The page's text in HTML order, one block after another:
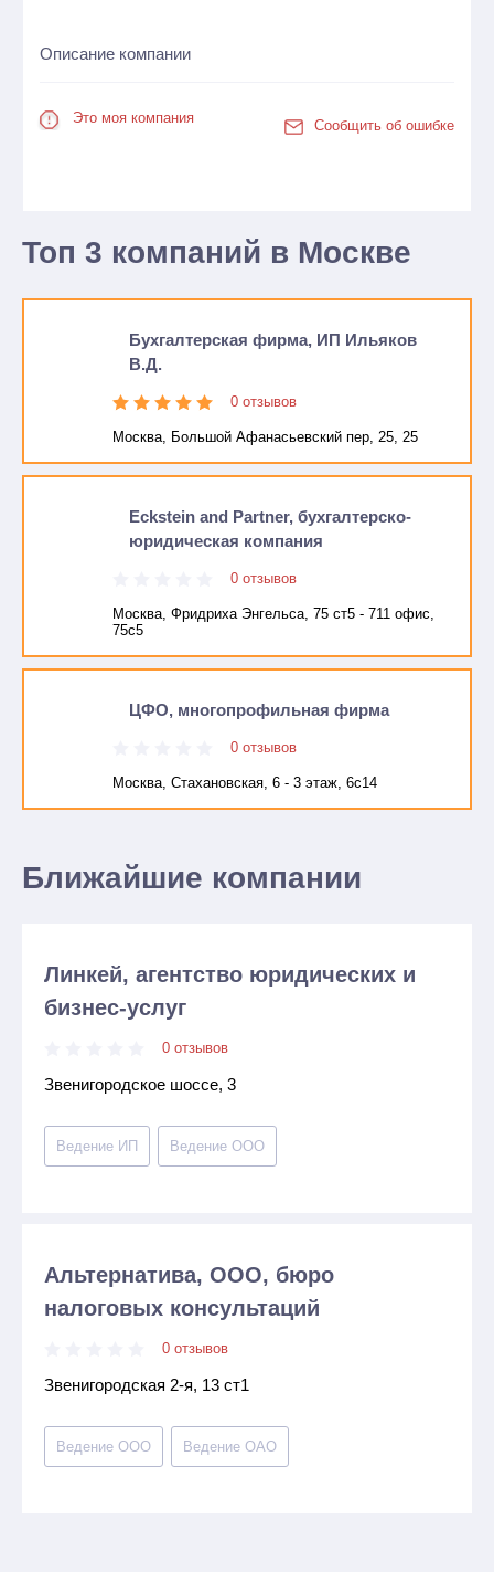
Описание компании
Это моя компания Сообщить об ошибке
Топ 3 компаний в Москве
Бухгалтерская фирма, ИП Ильяков
В.Д.
0 отзывов
Москва, Большой Афанасьевский пер, 25, 25
Eckstein and Partner, бухгалтерско-
юридическая компания
0 отзывов
Москва, Фридриха Энгельса, 75 ст5 - 711 офис,
75с5
ЦФО, многопрофильная фирма
0 отзывов
Москва, Стахановская, 6 - 3 этаж, 6с14
Ближайшие компании
Линкей, агентство юридических и
бизнес-услуг
0 отзывов
Звенигородское шоссе, 3
Ведение ИП Ведение ООО
Альтернатива, ООО, бюро
налоговых консультаций
0 отзывов
Звенигородская 2-я, 13 ст1
Ведение ООО Ведение ОАО